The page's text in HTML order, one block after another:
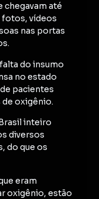
chegavam até
fotos, vídeos
nas portas
do insumo
no estado
pacientes
oxigênio.
inteiro
diversos
do que os
eram
oxigênio, estão